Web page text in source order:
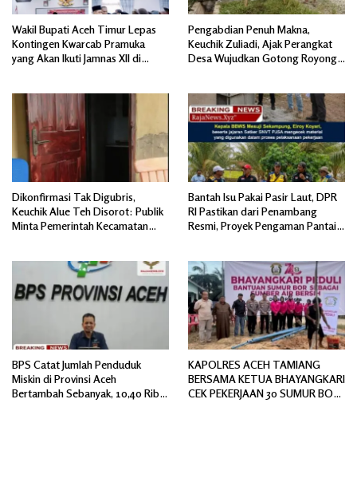
Wakil Bupati Aceh Timur Lepas
Kontingen Kwarcab Pramuka
yang Akan Ikuti Jamnas XII di
Pengabdian Penuh Makna,
Keuchik Zuliadi, Ajak Perangkat
Desa Wujudkan Gotong Royong,
Dikonfirmasi Tak Digubris,
Keuchik Alue Teh Disorot: Publik
Minta Pemerintah Kecamatan
Bantah Isu Pakai Pasir Laut, DPR
RI Pastikan dari Penambang
Resmi, Proyek Pengaman Pantai
BPS Catat Jumlah Penduduk
Miskin di Provinsi Aceh
Bertambah Sebanyak, 10,40 Ribu
KAPOLRES ACEH TAMIANG
BERSAMA KETUA BHAYANGKARI
CEK PEKERJAAN 30 SUMUR BOR